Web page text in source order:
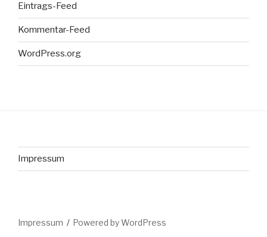
Eintrags-Feed
Kommentar-Feed
WordPress.org
Impressum
Impressum Powered by WordPress